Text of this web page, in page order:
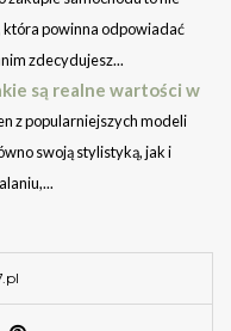
powinna odpowiadać
zdecydujesz...
są realne wartości w
z popularniejszych modeli
swoją stylistyką, jak i